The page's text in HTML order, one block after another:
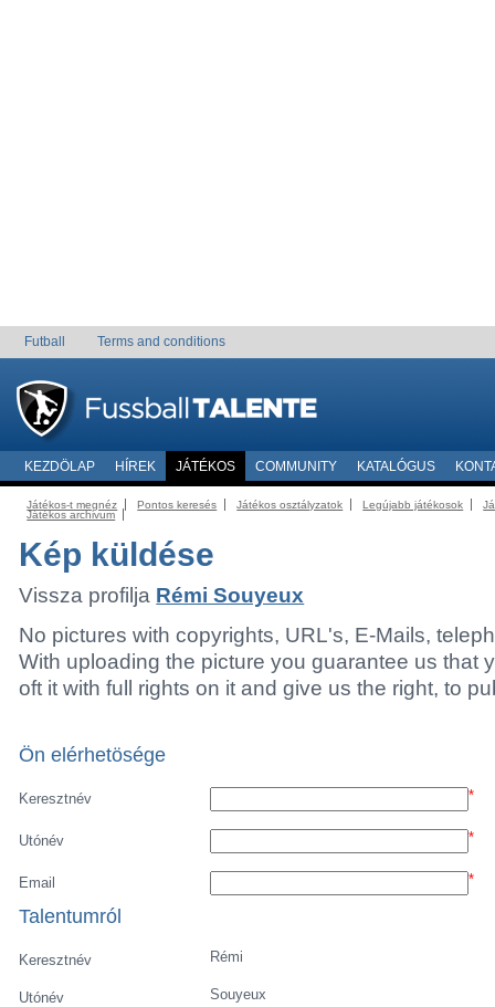
Futball Terms and conditions
KEZDÖLAP HÍREK JÁTÉKOS COMMUNITY KATALÓGUS
Játékos-t megnéz Pontos keresés Játékos osztályzatok Legújabb játékosok
Játékos archivum
Kép küldése
Vissza profilja Rémi Souyeux
No pictures with copyrights, URL's, E-Mails,
With uploading the picture you guarantee us that
oft it with full rights on it and give us the right, to
Ön elérhetösége
Keresztnév *
Utónév *
Email *
Talentumról
Keresztnév Rémi
Utónév Souyeux